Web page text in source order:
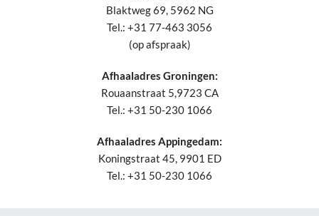
Blaktweg 69, 5962 NG
Tel.: +31 77-463 3056
(op afspraak)
Afhaaladres Groningen:
Rouaanstraat 5,9723 CA
Tel.: +31 50-230 1066
Afhaaladres Appingedam:
Koningstraat 45, 9901 ED
Tel.: +31 50-230 1066